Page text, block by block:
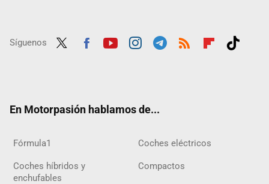
Síguenos
En Motorpasión hablamos de...
Fórmula1 Coches eléctricos
Coches híbridos y
enchufables
Compactos